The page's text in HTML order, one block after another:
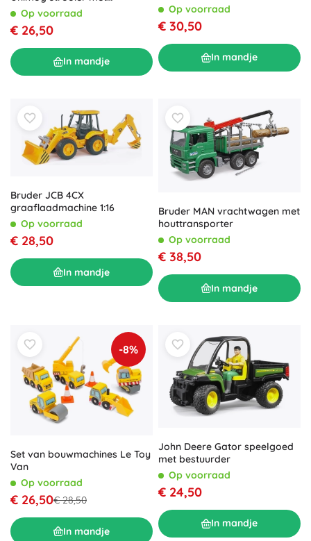
sneeuwschuif
Op voorraad
€ 26,50
In mandje
Op voorraad
€ 30,50
In mandje
Bruder JCB 4CX
graaflaadmachine 1:16
Op voorraad
€ 28,50
In mandje
Bruder MAN vrachtwagen met
houttransporter
Op voorraad
€ 38,50
In mandje
-8%
Set van bouwmachines Le Toy
Van
Op voorraad
€ 26,50€ 28,50
In mandje
John Deere Gator speelgoed
met bestuurder
Op voorraad
€ 24,50
In mandje